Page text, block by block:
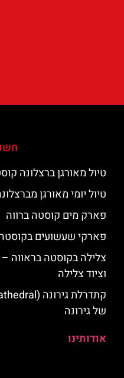
טיול מאורגן ברצלונה
טיול יומי מאורגן
פארק מים קוסטה ברווה
פארקי שעשועים
צלילה בקוסטה בראווה –
וציוד צלילה
של גירונה
אודותינו